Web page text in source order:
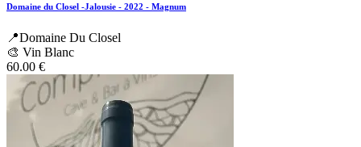
Domaine du Closel -Jalousie - 2022 - Magnum
📍Domaine Du Closel
🎨 Vin Blanc
60.00 €